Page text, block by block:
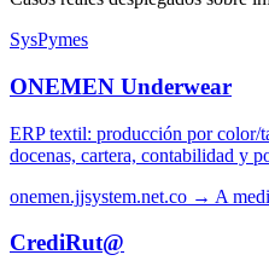
SysPymes
ONEMEN Underwear
ERP textil: producción por color/
docenas, cartera, contabilidad y
onemen.jjsystem.net.co → A
CrediRut@